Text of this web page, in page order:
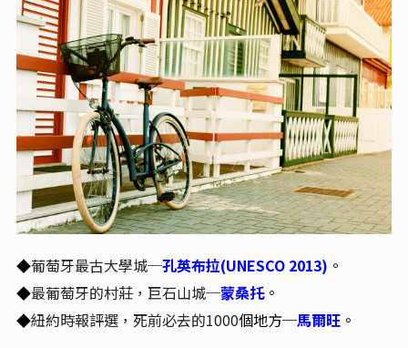
◆葡萄牙最古大學城─孔英布拉(UNESCO 2013) 。
◆最葡萄牙的村莊，巨石山城─蒙桑托。
◆紐約時報評選，死前必去的1000個地方─馬爾旺。